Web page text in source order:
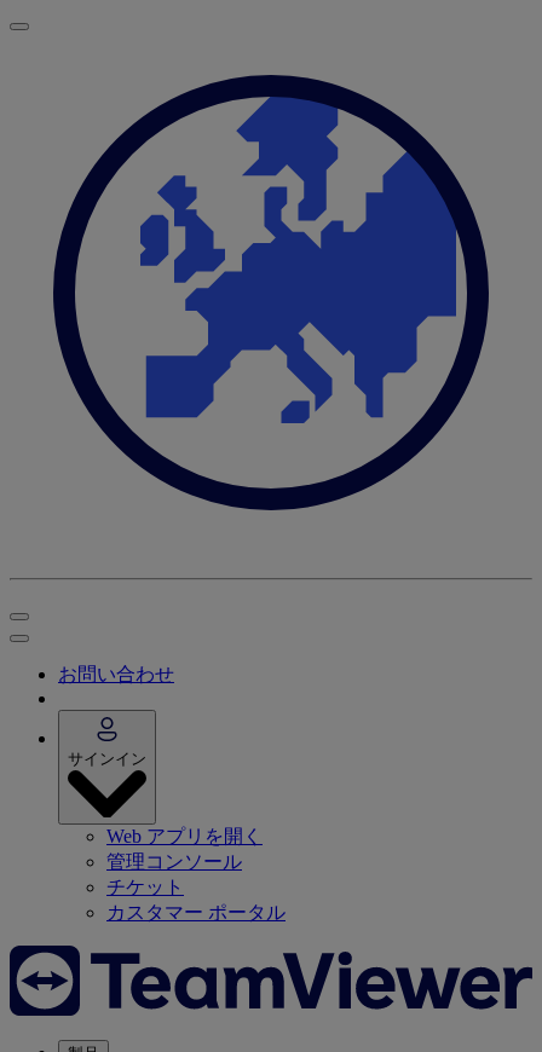
お問い合わせ
サインイン
Web アプリを開く
管理コンソール
チケット
カスタマー ポータル